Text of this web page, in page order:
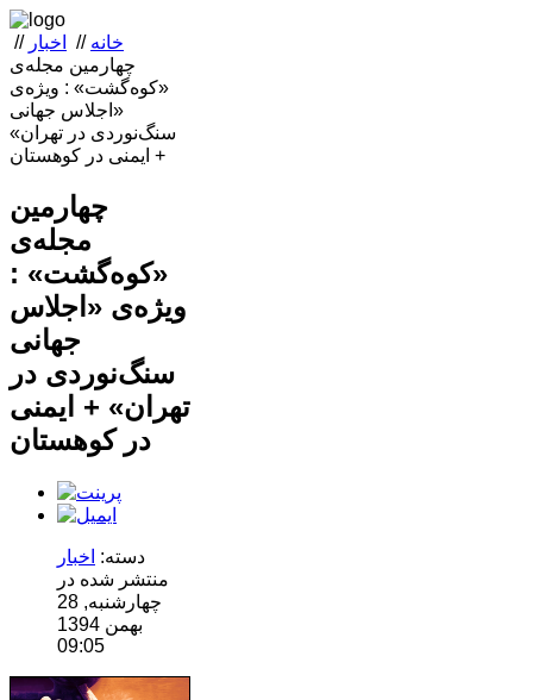
خانه // اخبار //
چهارمین مجله‌ی
«کوه‌گشت» : ویژه‌ی
«اجلاس جهانی
سنگ‌نوردی در تهران»
+ ایمنی در کوهستان
چهارمین
مجله‌ی
«کوه‌گشت» :
ویژه‌ی «اجلاس
جهانی
سنگ‌نوردی در
تهران» + ایمنی
در کوهستان
دسته: اخبار
منتشر شده در
چهارشنبه, 28
بهمن 1394
09:05